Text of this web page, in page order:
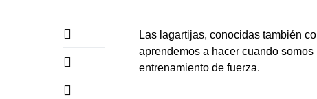
Las lagartijas, conocidas también
aprendemos a hacer cuando
entrenamiento de fuerza.